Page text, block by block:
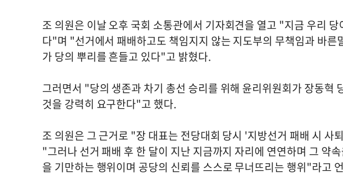
조 의원은 이날 오후 국회 소통관에서 기자회견을 열고 "지금 우리
다"며 "선거에서 패배하고도 책임지지 않는 지도부의 무책임과 바른
가 당의 뿌리를 흔들고 있다"고 밝혔다.
그러면서 "당의 생존과 차기 총선 승리를 위해 윤리위원회가 장동혁
것을 강력히 요구한다"고 했다.
조 의원은 그 근거로 "장 대표는 전당대회 당시 '지방선거 패배 시 사
"그러나 선거 패배 후 한 달이 지난 지금까지 자리에 연연하며 그 약
을 기만하는 행위이며 공당의 신뢰를 스스로 무너뜨리는 행위"라고